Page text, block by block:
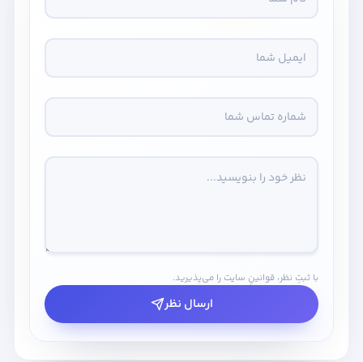
با ثبتِ نظر، قوانینِ سایت را می‌پذیرید.
ارسال نظر